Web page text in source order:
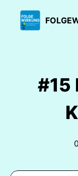
#15